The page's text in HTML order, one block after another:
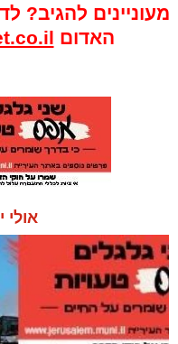
מעוניינים להגיב?
האדום
אולי